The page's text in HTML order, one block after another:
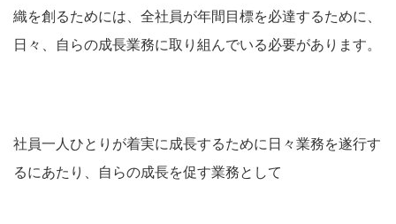
織を創るためには、全社員が年間目標を必達するために、
日々、自らの成長業務に取り組んでいる必要があります。
社員一人ひとりが着実に成長するために日々業務を遂行す
るにあたり、自らの成長を促す業務として